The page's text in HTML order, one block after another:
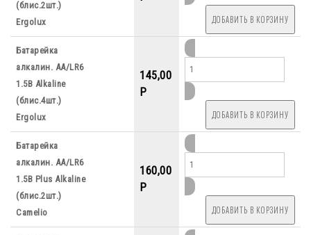
(блис.2шт.)
Ergolux
Батарейка
алкалин. АА/LR6
1.5B Alkaline
(блис.4шт.)
Ergolux
145,00
P
Батарейка
алкалин. АА/LR6
1.5B Plus Alkaline
(блис.2шт.)
Camelio
160,00
P